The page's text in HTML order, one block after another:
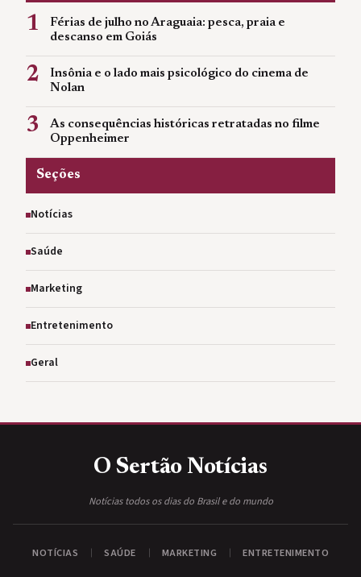
1
Férias de julho no Araguaia: pesca, praia e
descanso em Goiás
2
Insônia e o lado mais psicológico do cinema de
Nolan
3
As consequências históricas retratadas no filme
Oppenheimer
Seções
Notícias
Saúde
Marketing
Entretenimento
Geral
O Sertão Notícias
Notícias todos os dias do Brasil e do mundo
NOTÍCIAS SAÚDE MARKETING ENTRETENIMENTO